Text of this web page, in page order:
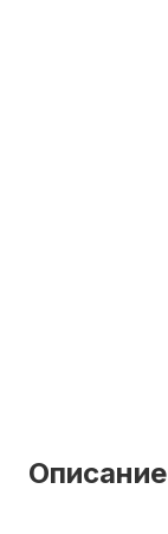
Описание